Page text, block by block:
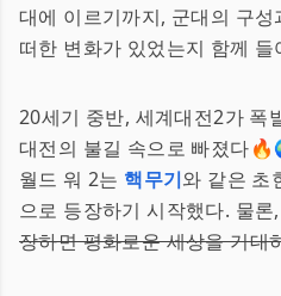
대에 이르기까지, 군대의 구
떠한 변화가 있었는지 함께 들
20세기 중반, 세계대전2가 폭
대전의 불길 속으로 빠졌다
월드 워 2는 핵무기와 같은 초
으로 등장하기 시작했다. 물
장하면 평화로운 세상을 기대